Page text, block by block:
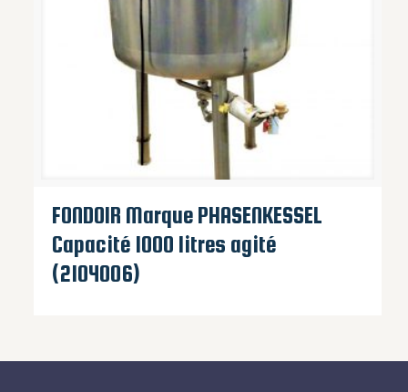
FONDOIR Marque PHASENKESSEL
Capacité 1000 litres agité
(2104006)